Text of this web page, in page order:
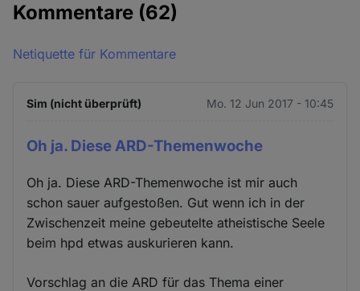
Kommentare (62)
Netiquette für Kommentare
Sim (nicht überprüft) Mo. 12 Jun 2017 - 10:45
Oh ja. Diese ARD-Themenwoche
Oh ja. Diese ARD-Themenwoche ist mir auch
schon sauer aufgestoßen. Gut wenn ich in der
Zwischenzeit meine gebeutelte atheistische Seele
beim hpd etwas auskurieren kann.
Vorschlag an die ARD für das Thema einer